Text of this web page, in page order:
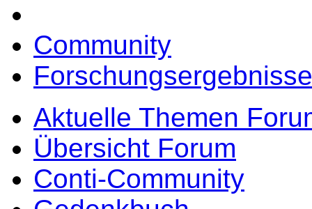
Community
Aktuelle Themen
Übersicht Forum
Conti-Community